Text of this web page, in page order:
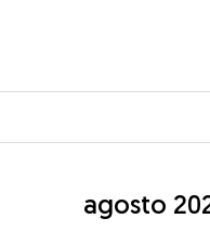
agosto